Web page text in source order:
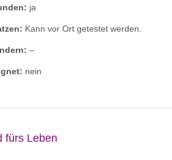
ja
Kann vor Ort getestet werden.
–
nein
fürs Leben